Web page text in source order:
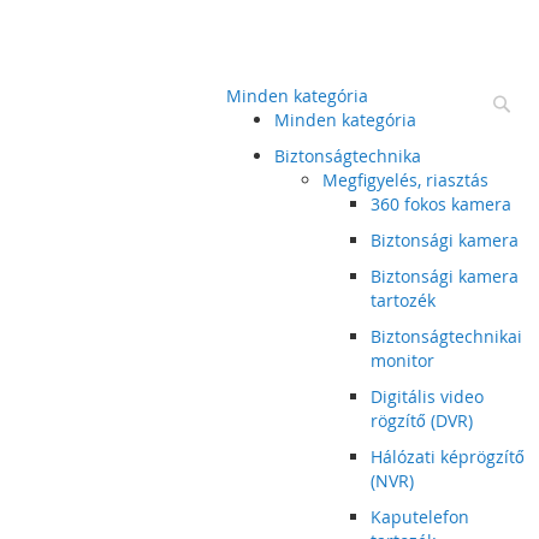
Minden kategória
Minden kategória
Biztonságtechnika
Megfigyelés, riasztás
360 fokos kamera
Biztonsági kamera
Biztonsági kamera
tartozék
Biztonságtechnikai
monitor
Digitális video
rögzítő (DVR)
Hálózati képrögzítő
(NVR)
Kaputelefon